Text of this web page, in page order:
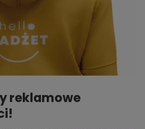
reklamowe